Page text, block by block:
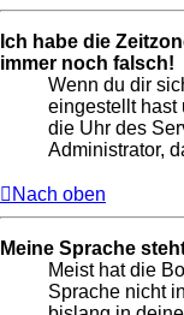
Ich habe die
immer noch falsch!
Wenn du dir
eingestellt hast
die Uhr des
Administrator,
Nach oben
Meine Sprache
Meist hat die
Sprache nicht